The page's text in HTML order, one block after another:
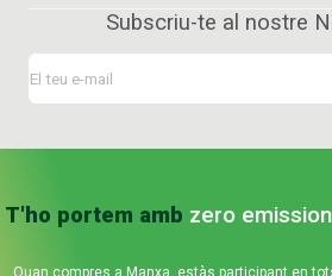
Subscriu-te al nostre
T'ho portem amb zero
Quan compres a Manxa, estàs participant en